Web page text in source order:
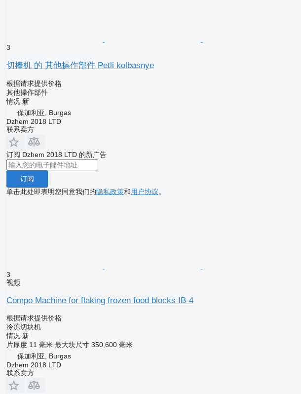
3
切棒机 的 其他操作部件 Petli kolbasnye
根据请求提供价格
其他操作部件
情况新
保加利亚, Burgas
Dzhem 2018 LTD
联系卖方
订阅 Dzhem 2018 LTD 的新广告
订阅
单击此处即表明您同意我们的隐私政策和用户协议。
3
视频
Compo Machine for flaking frozen food blocks IB-4
根据请求提供价格
冷冻切块机
情况新
片厚度 11 毫米 最大块尺寸 350,600 毫米
保加利亚, Burgas
Dzhem 2018 LTD
联系卖方